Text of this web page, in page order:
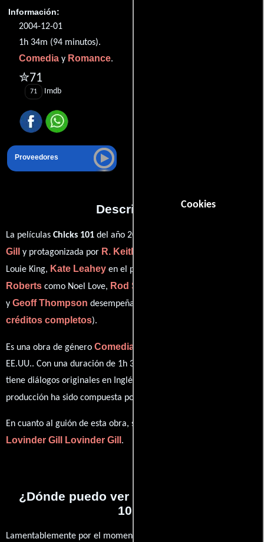
Cookies
Información:
2004-12-01
1h 34m (94 minutos).
Comedia y Romance.
✮71
71 Imdb
Proveedores
Descripción
La películas Chicks 101 del año 2004, está dirigida por
Gill
y protagonizada por R. Keith Harris
Louie King, Kate Leahey en el papel de Marla Mann,
Roberts como Noel Love, Rod Shephard
y Geoff Thompson desempeñando el papel de Roland (
créditos completos).
Es una obra de género Comedia
EE.UU.. Con una duración de 1h 34m (94 minutos), esta película
tiene diálogos originales en Inglés
producción ha sido compuesta por
En cuanto al guión de esta obra, se encuentra a cargo de
Lovinder Gill Lovinder Gill .
¿Dónde puedo ver la películas Chicks
101?
Lamentablemente por el momento no contamos con enlaces a